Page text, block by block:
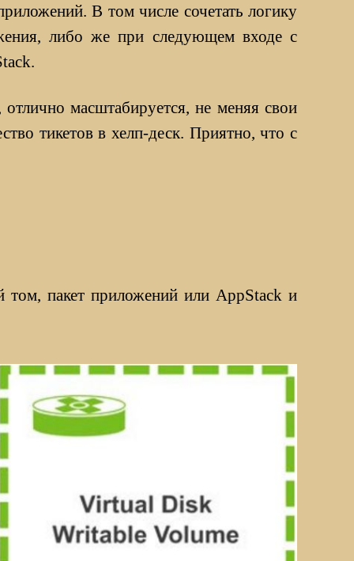
В том числе сочетать логику
либо же при следующем входе с
масштабируется, не меняя свои
тикетов в хелп-деск. Приятно, что с
том, пакет приложений или AppStack и